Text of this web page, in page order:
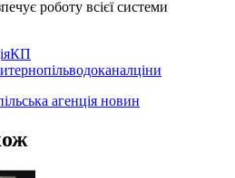
роботу всієї системи
КП
тернопільводоканалціни
агенція новин